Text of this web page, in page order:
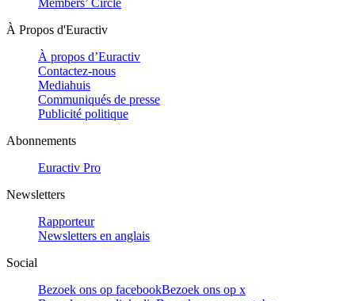
Members’ Circle
À Propos d'Euractiv
À propos d’Euractiv
Contactez-nous
Mediahuis
Communiqués de presse
Publicité politique
Abonnements
Euractiv Pro
Newsletters
Rapporteur
Newsletters en anglais
Social
Bezoek ons op facebookBezoek ons op x